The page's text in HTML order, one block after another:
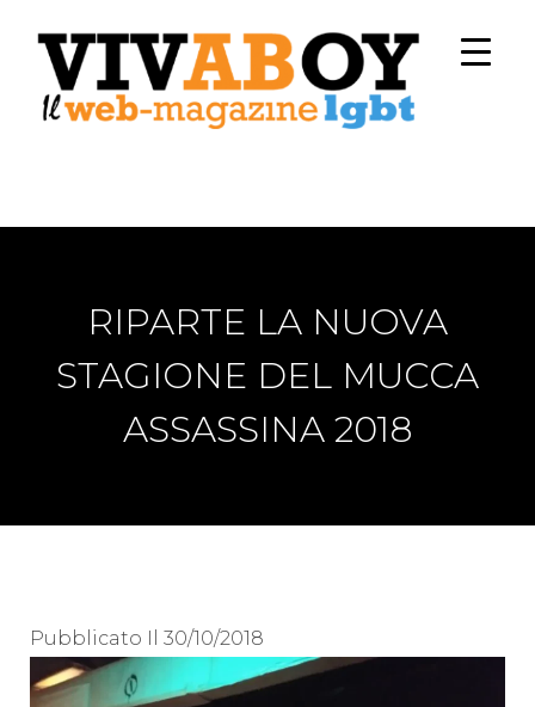
RIPARTE LA NUOVA
STAGIONE DEL MUCCA
ASSASSINA 2018
Pubblicato Il 30/10/2018